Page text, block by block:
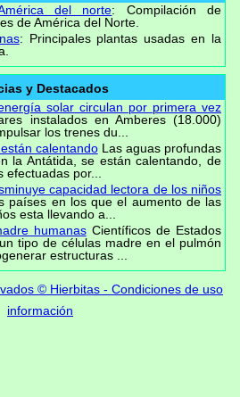
del norte: Compilación de
de América del Norte.
: Principales plantas usadas en la
y Destacados
solar circulan por primera vez
instalados en Amberes (18.000)
los trenes du...
calentandoLas aguas profundas
la Antátida, se están calentando, de
por...
capacidad lectora de los niños
países en los que el aumento de las
esta llevando a...
humanasCientíficos de Estados
tipo de células madre en el pulmón
estructuras ...
© Hierbitas - Condiciones de uso
información